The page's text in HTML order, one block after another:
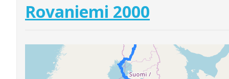
Rovaniemi 2000